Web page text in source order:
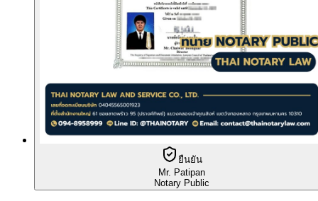
ยืนยัน
Mr. Patipan
Notary Public